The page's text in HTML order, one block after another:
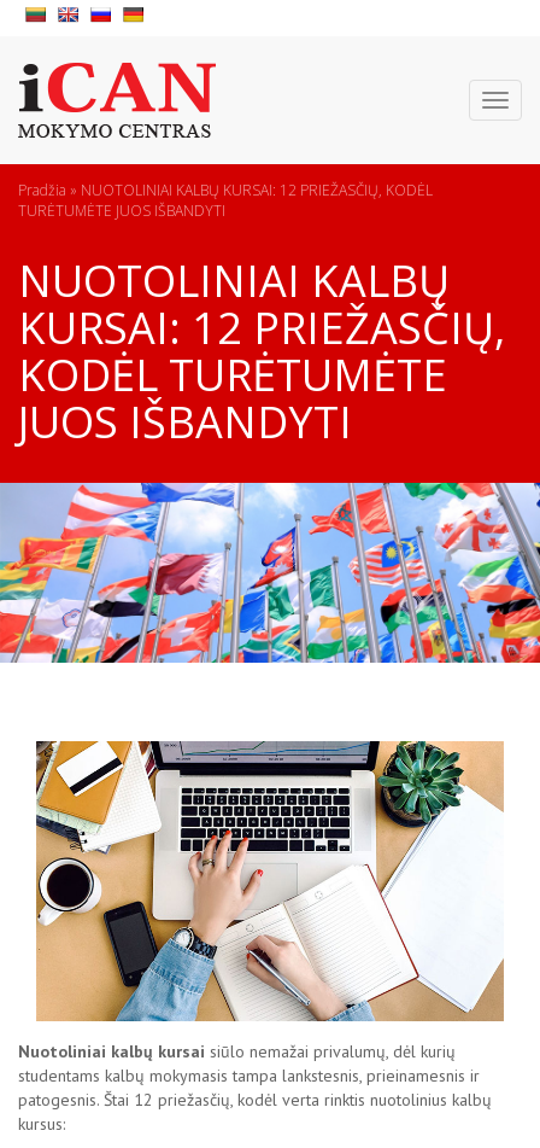
Pradžia » NUOTOLINIAI KALBŲ KURSAI: 12 PRIEŽASČIŲ, KODĖL
TURĖTUMĖTE JUOS IŠBANDYTI
NUOTOLINIAI KALBŲ
KURSAI: 12 PRIEŽASČIŲ,
KODĖL TURĖTUMĖTE
JUOS IŠBANDYTI
Nuotoliniai kalbų kursai siūlo nemažai privalumų, dėl kurių
studentams kalbų mokymasis tampa lankstesnis, prieinamesnis ir
patogesnis. Štai 12 priežasčių, kodėl verta rinktis nuotolinius kalbų
kursus: